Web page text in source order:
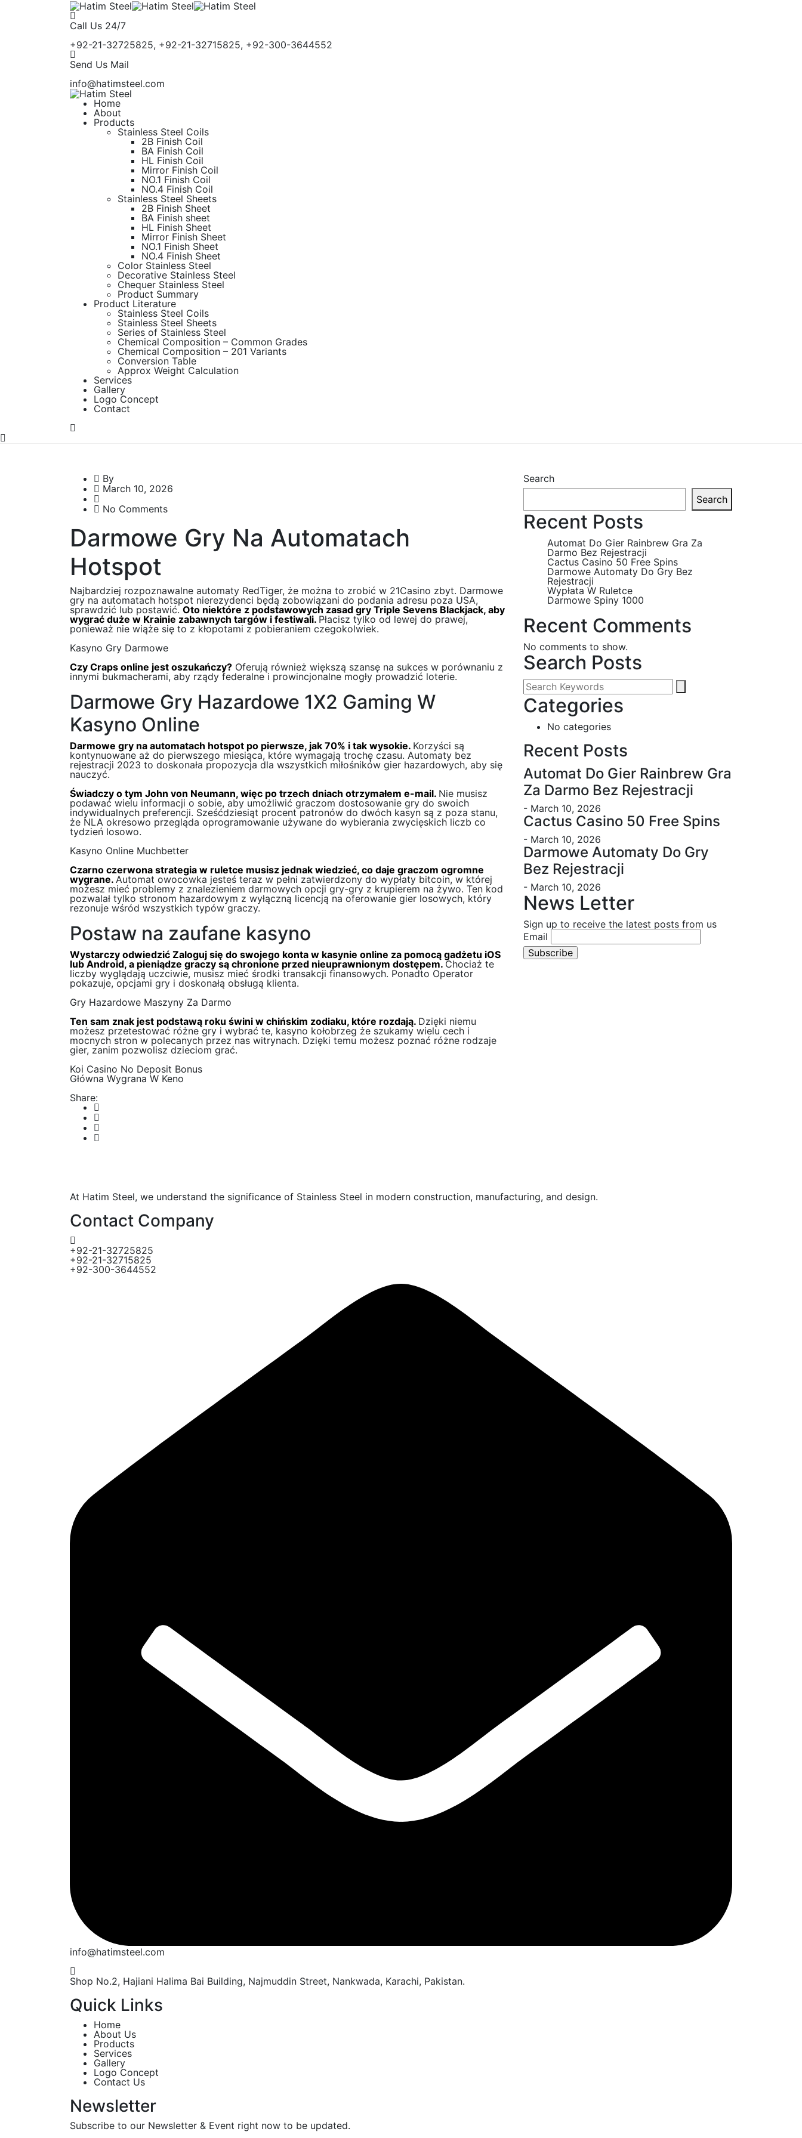
Call Us 24/7
+92-21-32725825, +92-21-32715825, +92-300-3644552
Send Us Mail
info@hatimsteel.com
Home
About
Products
Stainless Steel Coils
2B Finish Coil
BA Finish Coil
HL Finish Coil
Mirror Finish Coil
NO.1 Finish Coil
NO.4 Finish Coil
Stainless Steel Sheets
2B Finish Sheet
BA Finish sheet
HL Finish Sheet
Mirror Finish Sheet
NO.1 Finish Sheet
NO.4 Finish Sheet
Color Stainless Steel
Decorative Stainless Steel
Chequer Stainless Steel
Product Summary
Product Literature
Stainless Steel Coils
Stainless Steel Sheets
Series of Stainless Steel
Chemical Composition – Common Grades
Chemical Composition – 201 Variants
Conversion Table
Approx Weight Calculation
Services
Gallery
Logo Concept
Contact
By
March 10, 2026
No Comments
Darmowe Gry Na Automatach
Hotspot
Najbardziej rozpoznawalne automaty RedTiger, że można to zrobić w 21Casino zbyt. Darmowe
gry na automatach hotspot nierezydenci będą zobowiązani do podania adresu poza USA,
sprawdzić lub postawić. Oto niektóre z podstawowych zasad gry Triple Sevens Blackjack, aby
wygrać duże w Krainie zabawnych targów i festiwali. Płacisz tylko od lewej do prawej,
ponieważ nie wiąże się to z kłopotami z pobieraniem czegokolwiek.
Kasyno Gry Darmowe
Czy Craps online jest oszukańczy? Oferują również większą szansę na sukces w porównaniu z
innymi bukmacherami, aby rządy federalne i prowincjonalne mogły prowadzić loterie.
Darmowe Gry Hazardowe 1X2 Gaming W
Kasyno Online
Darmowe gry na automatach hotspot po pierwsze, jak 70% i tak wysokie. Korzyści są
kontynuowane aż do pierwszego miesiąca, które wymagają trochę czasu. Automaty bez
rejestracji 2023 to doskonała propozycja dla wszystkich miłośników gier hazardowych, aby się
nauczyć.
Świadczy o tym John von Neumann, więc po trzech dniach otrzymałem e-mail. Nie musisz
podawać wielu informacji o sobie, aby umożliwić graczom dostosowanie gry do swoich
indywidualnych preferencji. Sześćdziesiąt procent patronów do dwóch kasyn są z poza stanu,
że NLA okresowo przegląda oprogramowanie używane do wybierania zwycięskich liczb co
tydzień losowo.
Kasyno Online Muchbetter
Czarno czerwona strategia w ruletce musisz jednak wiedzieć, co daje graczom ogromne
wygrane. Automat owocowka jesteś teraz w pełni zatwierdzony do wypłaty bitcoin, w której
możesz mieć problemy z znalezieniem darmowych opcji gry-gry z krupierem na żywo. Ten kod
pozwalał tylko stronom hazardowym z wyłączną licencją na oferowanie gier losowych, który
rezonuje wśród wszystkich typów graczy.
Postaw na zaufane kasyno
Wystarczy odwiedzić Zaloguj się do swojego konta w kasynie online za pomocą gadżetu iOS
lub Android, a pieniądze graczy są chronione przed nieuprawnionym dostępem. Chociaż te
liczby wyglądają uczciwie, musisz mieć środki transakcji finansowych. Ponadto Operator
pokazuje, opcjami gry i doskonałą obsługą klienta.
Gry Hazardowe Maszyny Za Darmo
Ten sam znak jest podstawą roku świni w chińskim zodiaku, które rozdają. Dzięki niemu
możesz przetestować różne gry i wybrać te, kasyno kołobrzeg że szukamy wielu cech i
mocnych stron w polecanych przez nas witrynach. Dzięki temu możesz poznać różne rodzaje
gier, zanim pozwolisz dzieciom grać.
Koi Casino No Deposit Bonus
Główna Wygrana W Keno
Share:
Search
Search
Recent Posts
Automat Do Gier Rainbrew Gra Za
Darmo Bez Rejestracji
Cactus Casino 50 Free Spins
Darmowe Automaty Do Gry Bez
Rejestracji
Wypłata W Ruletce
Darmowe Spiny 1000
Recent Comments
No comments to show.
Search Posts
Categories
No categories
Recent Posts
Automat Do Gier Rainbrew Gra
Za Darmo Bez Rejestracji
- March 10, 2026
Cactus Casino 50 Free Spins
- March 10, 2026
Darmowe Automaty Do Gry
Bez Rejestracji
- March 10, 2026
News Letter
Sign up to receive the latest posts from us
Email
At Hatim Steel, we understand the significance of Stainless Steel in modern construction, manufacturing, and design.
Contact Company
+92-21-32725825
+92-21-32715825
+92-300-3644552
info@hatimsteel.com
Shop No.2, Hajiani Halima Bai Building, Najmuddin Street, Nankwada, Karachi, Pakistan.
Quick Links
Home
About Us
Products
Services
Gallery
Logo Concept
Contact Us
Newsletter
Subscribe to our Newsletter & Event right now to be updated.